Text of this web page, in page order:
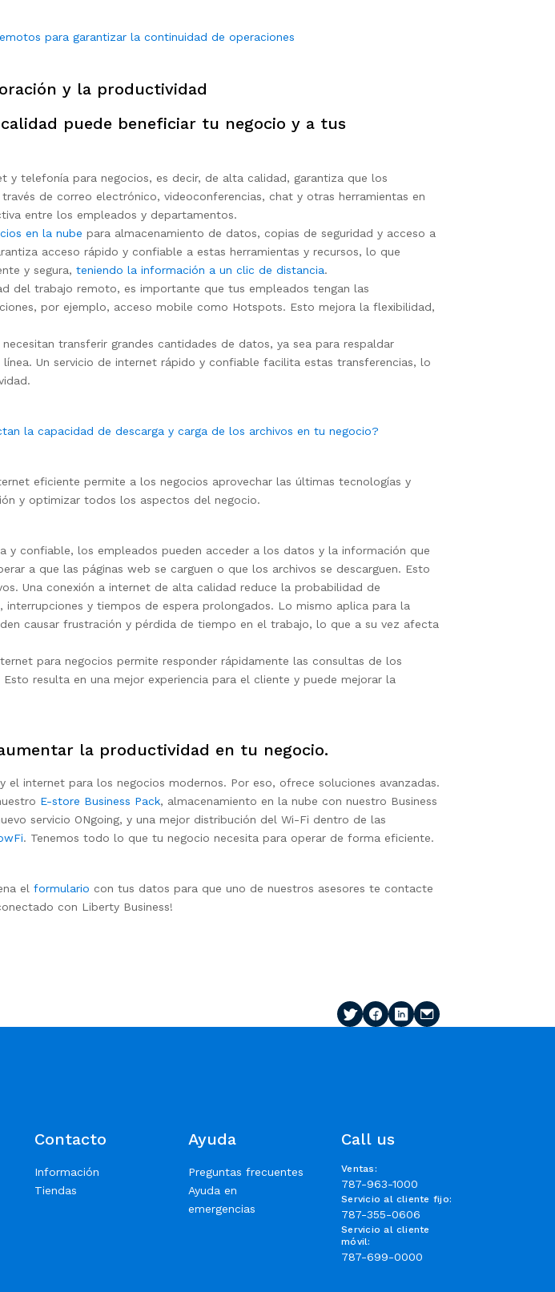
para garantizar la continuidad de operaciones
y la productividad
puede beneficiar tu negocio y a tus
y telefonía para negocios, es decir, de alta calidad, garantiza que los
de correo electrónico, videoconferencias, chat y otras herramientas en
entre los empleados y departamentos.
en la nube para almacenamiento de datos, copias de seguridad y acceso a
acceso rápido y confiable a estas herramientas y recursos, lo que
y segura, teniendo la información a un clic de distancia.
del trabajo remoto, es importante que tus empleados tengan las
por ejemplo, acceso mobile como Hotspots. Esto mejora la flexibilidad,
transferir grandes cantidades de datos, ya sea para respaldar
Un servicio de internet rápido y confiable facilita estas transferencias, lo
la capacidad de descarga y carga de los archivos en tu negocio?
eficiente permite a los negocios aprovechar las últimas tecnologías y
y optimizar todos los aspectos del negocio.
y confiable, los empleados pueden acceder a los datos y la información que
a que las páginas web se carguen o que los archivos se descarguen. Esto
Una conexión a internet de alta calidad reduce la probabilidad de
y tiempos de espera prolongados. Lo mismo aplica para la
causar frustración y pérdida de tiempo en el trabajo, lo que a su vez afecta
para negocios permite responder rápidamente las consultas de los
resulta en una mejor experiencia para el cliente y puede mejorar la
la productividad en tu negocio.
internet para los negocios modernos. Por eso, ofrece soluciones avanzadas.
E-store Business Pack, almacenamiento en la nube con nuestro Business
servicio ONgoing, y una mejor distribución del Wi-Fi dentro de las
. Tenemos todo lo que tu negocio necesita para operar de forma eficiente.
el formulario con tus datos para que uno de nuestros asesores te contacte
con Liberty Business!
Contacto
Información
Tiendas
Ayuda
Preguntas frecuentes
Ayuda en
emergencias
Call us
Ventas:
787-963-1000
Servicio al cliente fijo:
787-355-0606
Servicio al cliente
móvil:
787-699-0000